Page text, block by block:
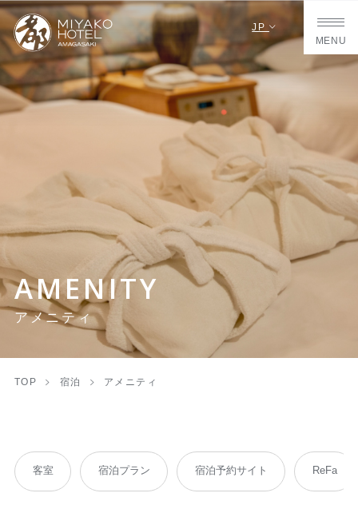
JP
MENU
AMENITY
アメニティ
TOP 宿泊 アメニティ
客室 宿泊プラン 宿泊予約サイト ReFa